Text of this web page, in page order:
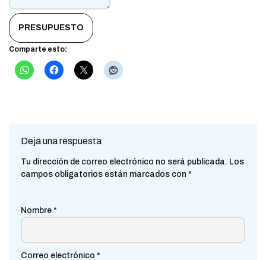
PRESUPUESTO
Comparte esto:
Deja una respuesta
Tu dirección de correo electrónico no será publicada. Los
campos obligatorios están marcados con *
Nombre *
Correo electrónico *